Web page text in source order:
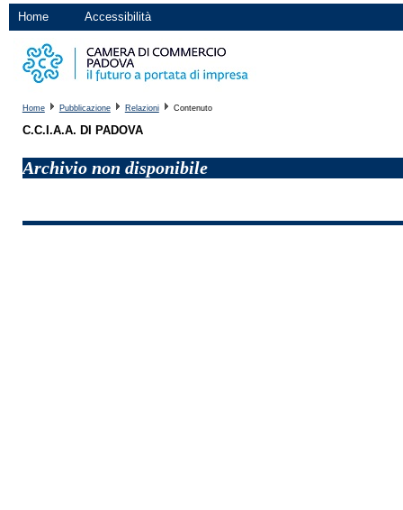
Home Accessibilità
Home Pubblicazione Relazioni Contenuto
C.C.I.A.A. DI PADOVA
Archivio non disponibile